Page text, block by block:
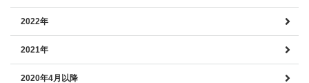
2022年
2021年
2020年4月以降